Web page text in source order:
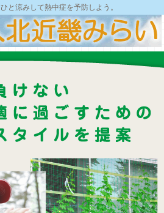
と涼みして熱中症を予防しよう。